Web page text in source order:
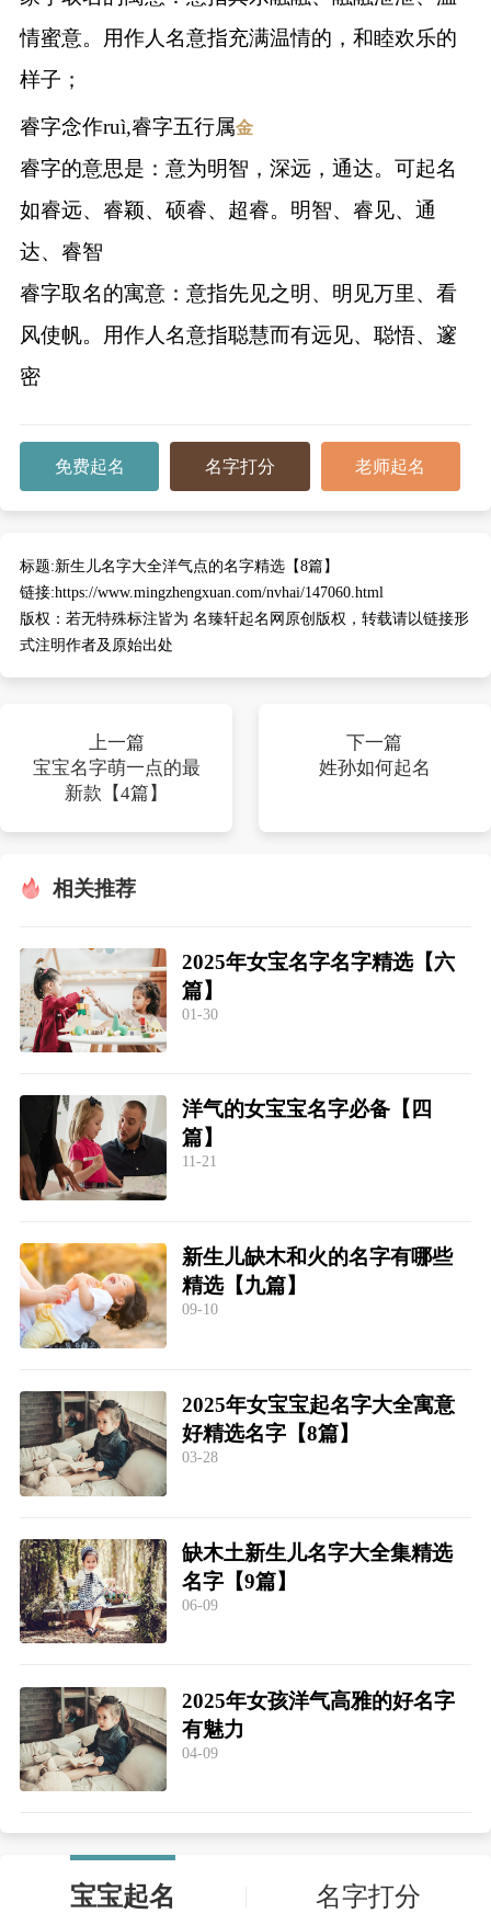
情蜜意。用作人名意指充满温情的，和睦欢乐的
样子；
睿字念作ruì,睿字五行属金
睿字的意思是：意为明智，深远，通达。可起名
如睿远、睿颖、硕睿、超睿。明智、睿见、通
达、睿智
睿字取名的寓意：意指先见之明、明见万里、看
风使帆。用作人名意指聪慧而有远见、聪悟、邃
密
免费起名 名字打分 老师起名
标题:新生儿名字大全洋气点的名字精选【8篇】
链接:https://www.mingzhengxuan.com/nvhai/147060.html
版权： 若无特殊标注皆为 名臻轩起名网原创版权，转载请以链接形
式注明作者及原始出处
上一篇
宝宝名字萌一点的最
新款【4篇】
下一篇
姓孙如何起名
相关推荐
2025年女宝名字名字精选【六
篇】
01-30
洋气的女宝宝名字必备【四
篇】
11-21
新生儿缺木和火的名字有哪些
精选【九篇】
09-10
2025年女宝宝起名字大全寓意
好精选名字【8篇】
03-28
缺木土新生儿名字大全集精选
名字【9篇】
06-09
2025年女孩洋气高雅的好名字
有魅力
04-09
宝宝起名 名字打分